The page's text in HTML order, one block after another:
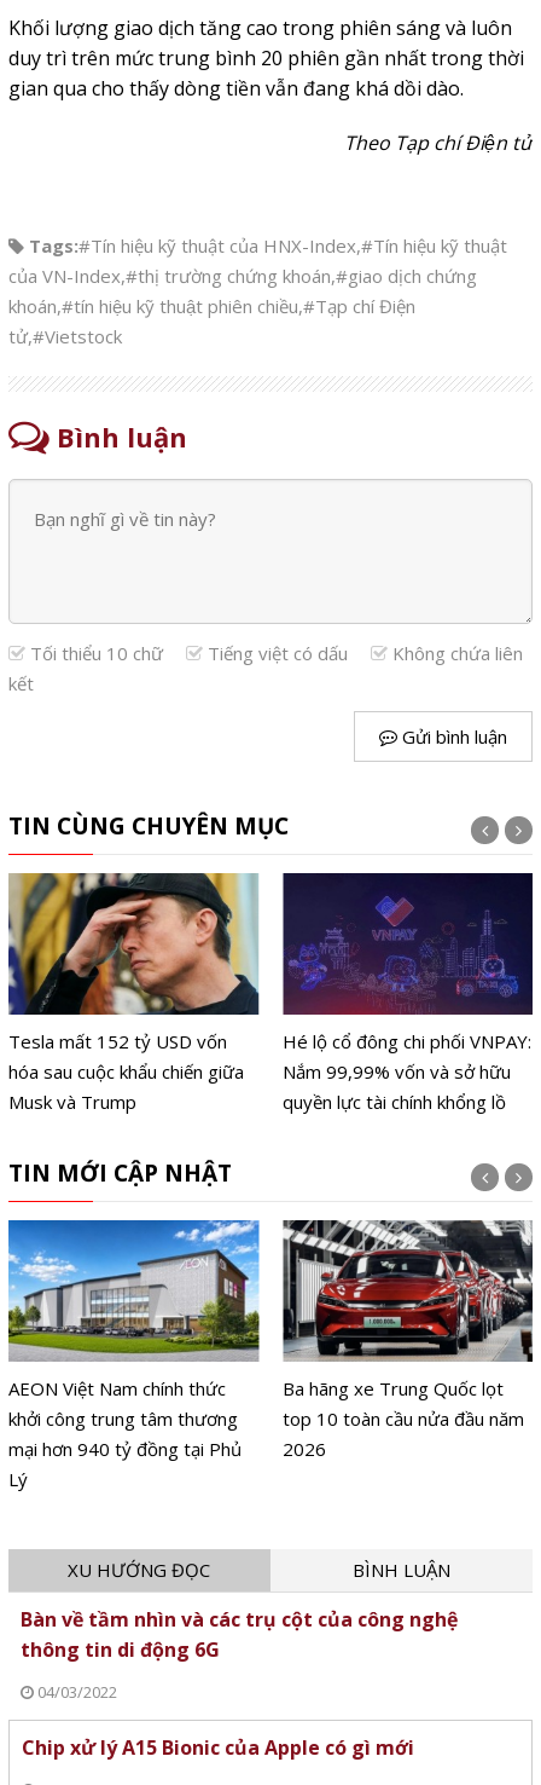
Khối lượng giao dịch tăng cao trong phiên sáng và luôn
duy trì trên mức trung bình 20 phiên gần nhất trong thời
gian qua cho thấy dòng tiền vẫn đang khá dồi dào.
Theo Tạp chí Điện tử
Tags:#Tín hiệu kỹ thuật của HNX-Index,#Tín hiệu kỹ thuật
của VN-Index,#thị trường chứng khoán,#giao dịch chứng
khoán,#tín hiệu kỹ thuật phiên chiều,#Tạp chí Điện
tử,#Vietstock
Bình luận
Tối thiểu 10 chữ Tiếng việt có dấu
Không chứa liên
kết
Gửi bình luận
TIN CÙNG CHUYÊN MỤC
Tesla mất 152 tỷ USD vốn
hóa sau cuộc khẩu chiến giữa
Musk và Trump
Hé lộ cổ đông chi phối VNPAY:
Nắm 99,99% vốn và sở hữu
quyền lực tài chính khổng lồ
TIN MỚI CẬP NHẬT
AEON Việt Nam chính thức
khởi công trung tâm thương
mại hơn 940 tỷ đồng tại Phủ
Lý
Ba hãng xe Trung Quốc lọt
top 10 toàn cầu nửa đầu năm
2026
XU HƯỚNG ĐỌC BÌNH LUẬN
Bàn về tầm nhìn và các trụ cột của công nghệ
thông tin di động 6G
04/03/2022
Chip xử lý A15 Bionic của Apple có gì mới